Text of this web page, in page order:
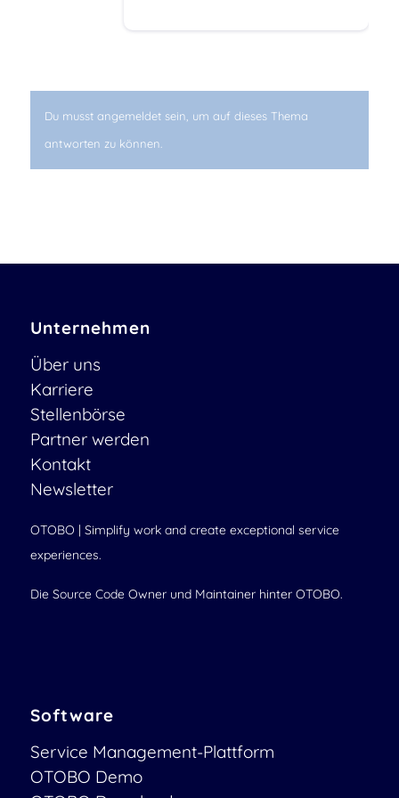
Du musst angemeldet sein, um auf dieses Thema
antworten zu können.
Unternehmen
Über uns
Karriere
Stellenbörse
Partner werden
Kontakt
Newsletter
OTOBO | Simplify work and create exceptional service
experiences.
Die Source Code Owner und Maintainer hinter OTOBO.
Software
Service Management-Plattform
OTOBO Demo